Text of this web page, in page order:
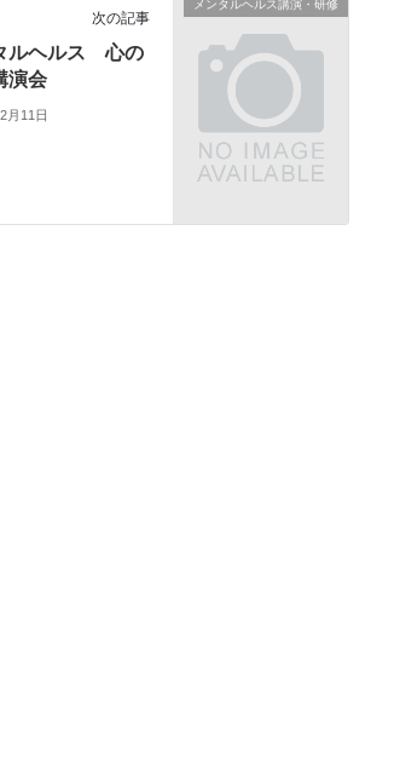
メンタルヘルス講演・研修
次の記事
ルヘルス 心の
演会
月11日